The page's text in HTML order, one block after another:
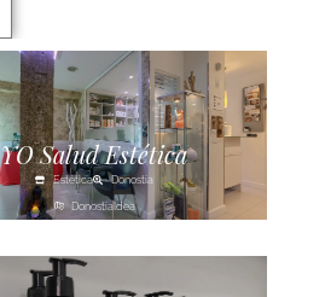
YO Salud Estética
Estética Donostia
Donostialdea